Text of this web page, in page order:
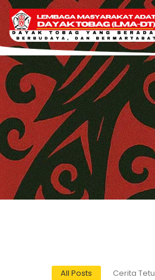
All Posts Cerita